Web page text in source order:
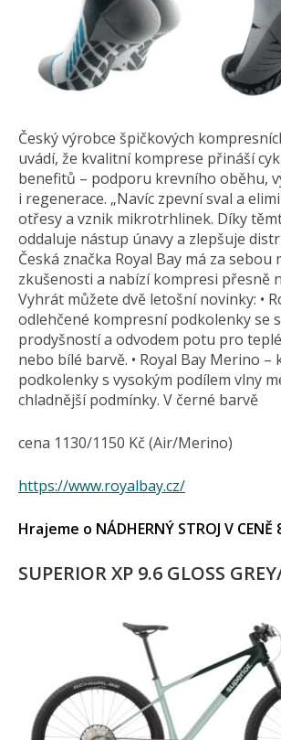
Český výrobce špičkových
uvádí, že kvalitní komprese přináší
benefitů – podporu krevního oběhu,
i regenerace. „Navíc zpevní sval a
otřesy a vznik mikrotrhlinek. Díky
oddaluje nástup únavy a zlepšuje
Česká značka Royal Bay má za sebou
zkušenosti a nabízí kompresi přesně
Vyhrát můžete dvě letošní novinky: •
odlehčené kompresní podkolenky se
prodyšností a odvodem potu pro
nebo bílé barvě. • Royal Bay Merino –
podkolenky s vysokým podílem vlny
chladnější podmínky. V černé barvě
cena 1130/1150 Kč (Air/Merino)
https://www.royalbay.cz/
Hrajeme o NÁDHERNÝ STROJ V CENĚ
SUPERIOR XP 9.6 GLOSS